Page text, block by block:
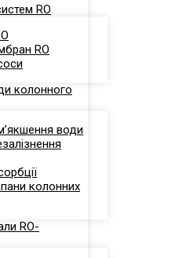
RO
RO
колонного
води
колонних
RO-